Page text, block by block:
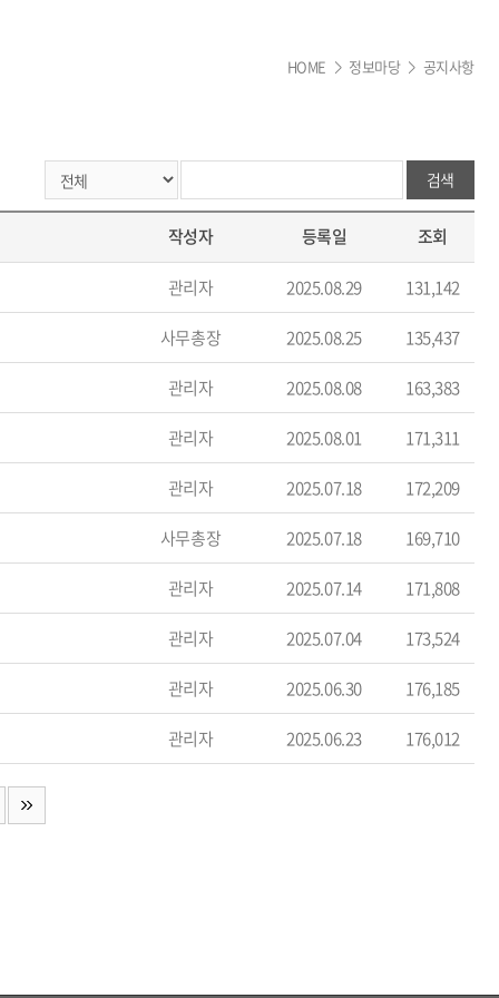
HOME > 정보마당 > 공지사항
검색
작성자 등록일 조회
관리자 2025.08.29 131,142
사무총장 2025.08.25 135,437
관리자 2025.08.08 163,383
관리자 2025.08.01 171,311
관리자 2025.07.18 172,209
사무총장 2025.07.18 169,710
관리자 2025.07.14 171,808
관리자 2025.07.04 173,524
관리자 2025.06.30 176,185
관리자 2025.06.23 176,012